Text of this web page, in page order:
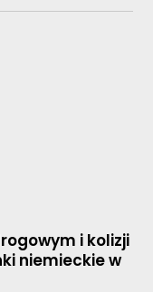
i kolizji
niemieckie w